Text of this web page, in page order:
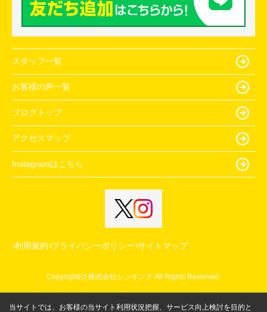
スタッフ一覧
お客様の声一覧
ブログトップ
アクセスマップ
Instagramはこちら
利用規約 プライバシーポリシー サイトマップ
Copyright(c) 株式会社シンキング All Rights Reserved.
当サイトでは、お客様の当サイト利用状況把握、サービス向上検討を目的と